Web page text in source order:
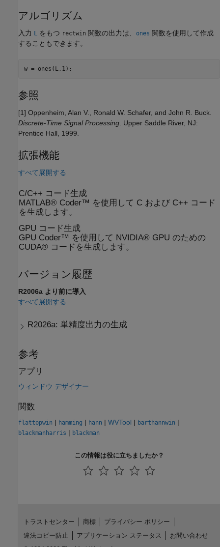
アルゴリズム
入力 L をもつ rectwin 関数の出力は、 ones 関数を使用して作成
することもできます。
参照
[1] Oppenheim, Alan V., Ronald W. Schafer, and John R. Buck.
Discrete-Time Signal Processing. Upper Saddle River, NJ:
Prentice Hall, 1999.
拡張機能
すべて展開する
C/C++ コード生成
MATLAB® Coder™ を使用して C および C++ コード
を生成します。
GPU コード生成
GPU Coder™ を使用して NVIDIA® GPU のための
CUDA® コードを生成します。
バージョン履歴
R2006a より前に導入
すべて展開する
R2026a:単精度出力の生成
参考
アプリ
ウィンドウ デザイナー
関数
flattopwin | hamming | hann | WVTool | barthannwin |
blackmanharris | blackman
この情報は役に立ちましたか？
トラストセンター 商標
プライバシー ポリシー
違法コピー防止
アプリケーション ステータス
お問い合わせ